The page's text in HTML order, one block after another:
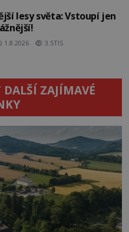
světa: Vstoupí jen
1.8.2026 3.5TIS
DALŠÍ ZAJÍMAVÉ